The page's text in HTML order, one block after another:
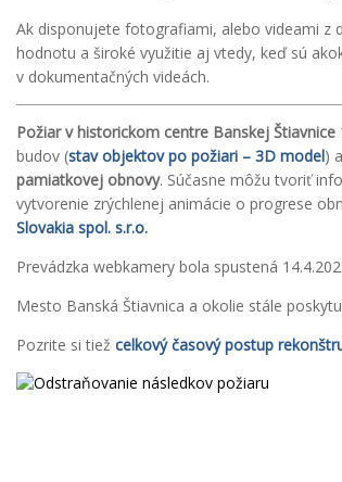
Ak disponujete fotografiami, alebo videami z
hodnotu a široké využitie aj vtedy, keď sú
v dokumentačných videách.
Požiar v historickom centre Banskej Štiavnice
budov (stav objektov po požiari – 3D model)
pamiatkovej obnovy. Súčasne môžu tvoriť
vytvorenie zrýchlenej animácie o progrese
Slovakia spol. s.r.o.
Prevádzka webkamery bola spustená
Mesto Banská Štiavnica a okolie stále
Pozrite si tiež celkový časový postup